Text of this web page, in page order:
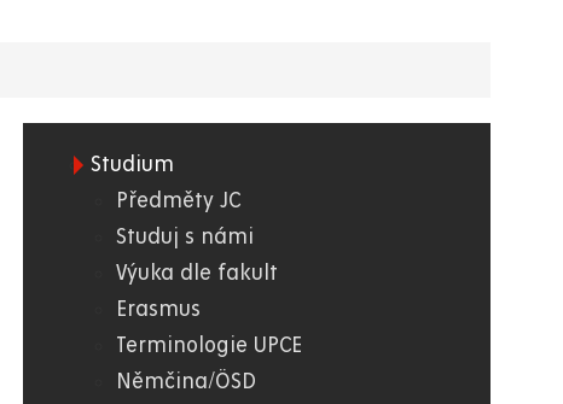
Studium
Předměty JC
Studuj s námi
Výuka dle fakult
Erasmus
Terminologie UPCE
Němčina/ÖSD